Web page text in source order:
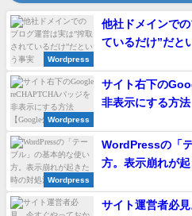
Wordpress
他社ドメインで
ているだけ”だと
Wordpress
サイト右下の
非表示にする方
Wordpress
WordPressの「
方。表示崩れが
サイト運営者必